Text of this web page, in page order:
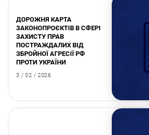
ДОРОЖНЯ КАРТА
ЗАКОНОПРОЄКТІВ В СФЕРІ
ЗАХИСТУ ПРАВ
ПОСТРАЖДАЛИХ ВІД
ЗБРОЙНОЇ АГРЕСІЇ РФ
ПРОТИ УКРАЇНИ
3 / 02 / 2026